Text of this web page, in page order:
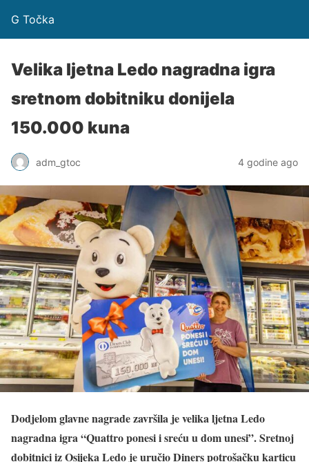
G Točka
Velika ljetna Ledo nagradna igra
sretnom dobitniku donijela
150.000 kuna
adm_gtoc 4 godine ago
Dodjelom glavne nagrade završila je velika ljetna Ledo
nagradna igra “Quattro ponesi i sreću u dom unesi”. Sretnoj
dobitnici iz Osijeka Ledo je uručio Diners potrošačku karticu